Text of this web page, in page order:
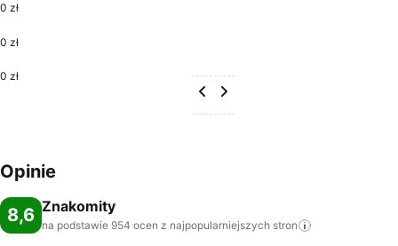
0 zł
0 zł
0 zł
Opinie
8,6 Znakomity
na podstawie 954 ocen z najpopularniejszych stron